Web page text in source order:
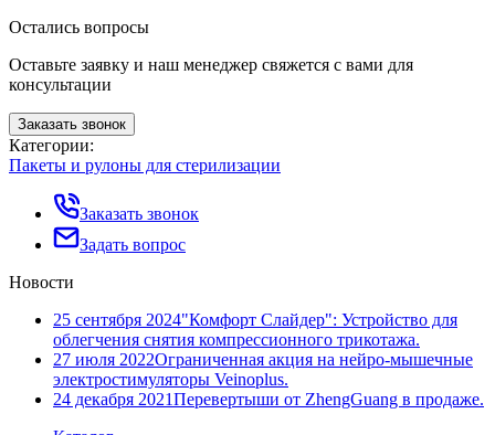
Остались вопросы
Оставьте заявку и наш менеджер свяжется с вами для
консультации
Заказать звонок
Категории:
Пакеты и рулоны для стерилизации
Заказать звонок
Задать вопрос
Новости
25 сентября 2024"Комфорт Слайдер": Устройство для
облегчения снятия компрессионного трикотажа.
27 июля 2022Ограниченная акция на нейро-мышечные
электростимуляторы Veinoplus.
24 декабря 2021Перевертыши от ZhengGuang в продаже.